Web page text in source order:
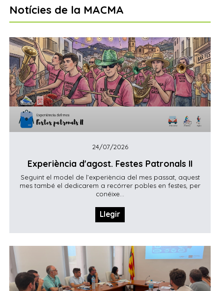
Notícies de la MACMA
24/07/2026
Experiència d'agost. Festes Patronals II
Seguint el model de l’experiència del mes passat, aquest
mes també el dedicarem a recórrer pobles en festes, per
conéixe...
Llegir